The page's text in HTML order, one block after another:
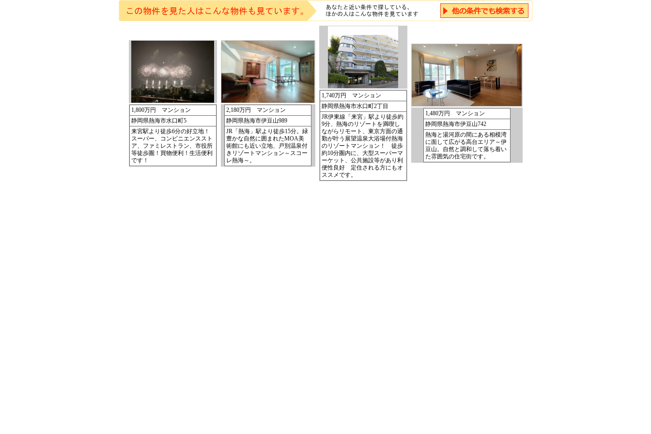
1,800万円 マンション
静岡県熱海市水口町5
来宮駅より徒歩6分の好立地！
スーパー、コンビニエンススト
ア、ファミレストラン、市役所
等徒歩圏！買物便利！生活便利
です！
2,180万円 マンション
静岡県熱海市伊豆山989
JR「熱海」駅より徒歩15分。緑
豊かな自然に囲まれたMOA美
術館にも近い立地、戸別温泉付
きリゾートマンション～スコー
レ熱海～。
1,740万円 マンション
静岡県熱海市水口町2丁目
JR伊東線「来宮」駅より徒歩約
9分、熱海のリゾートを満喫し
ながらリモート、東京方面の通
勤が叶う展望温泉大浴場付熱海
のリゾートマンション！ 徒歩
約10分圏内に、大型スーパーマ
ーケット、公共施設等があり利
便性良好 定住される方にもオ
ススメです。
1,480万円 マンション
静岡県熱海市伊豆山742
熱海と湯河原の間にある相模湾
に面して広がる高台エリア～伊
豆山。自然と調和して落ち着い
た雰囲気の住宅街です。